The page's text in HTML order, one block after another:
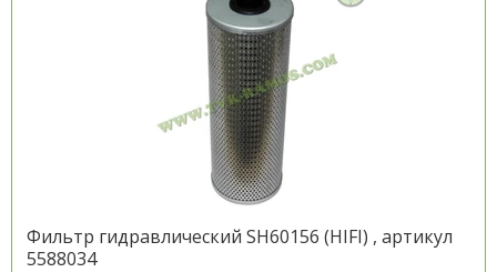
Фильтр гидравлический SH60156 (HIFI) , артикул
5588034